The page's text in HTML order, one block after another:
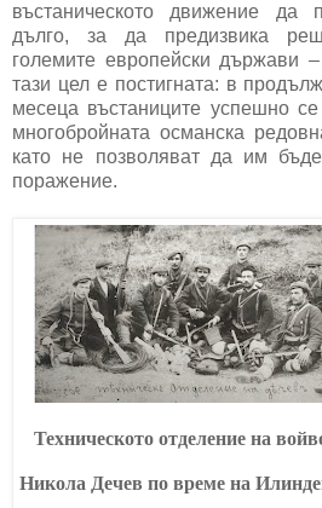
въстаническото движение да
дълго, за да предизвика
големите европейски държави
тази цел е постигната: в
месеца въстаниците успешно
многобройната османска
като не позволяват да им
поражение.
Техническото отделение на
Никола Дечев по време на